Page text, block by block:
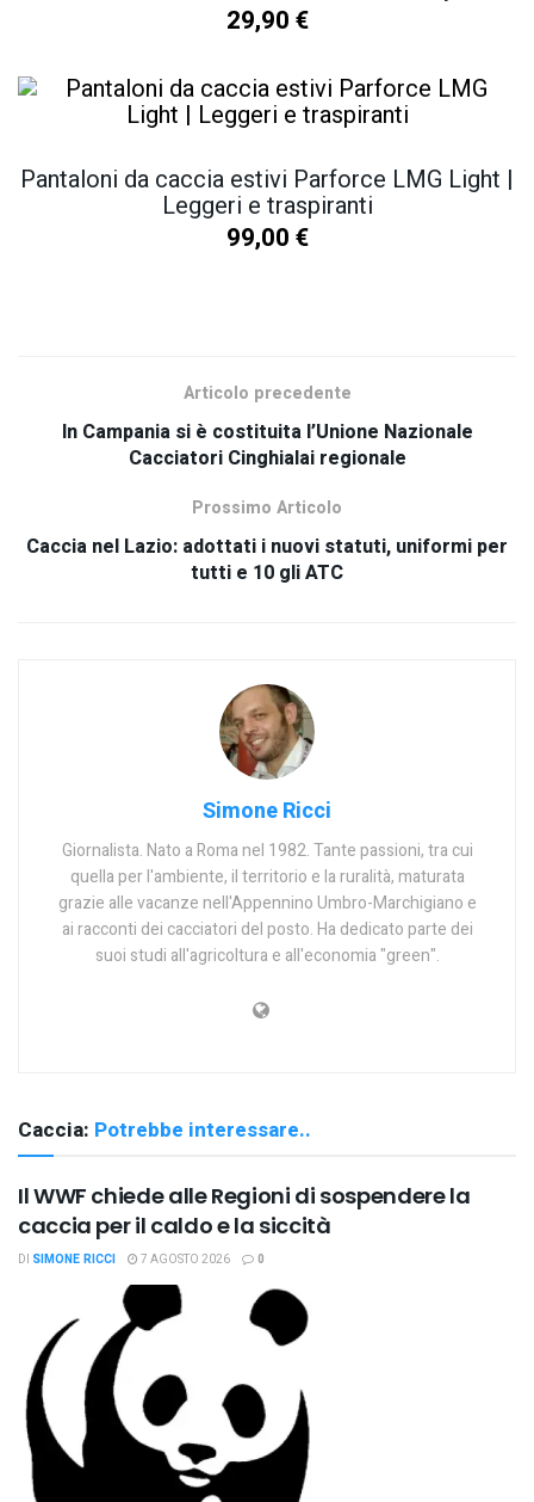
29,90 €
Pantaloni da caccia estivi Parforce LMG Light |
Leggeri e traspiranti
99,00 €
Articolo precedente
In Campania si è costituita l’Unione Nazionale
Cacciatori Cinghialai regionale
Prossimo Articolo
Caccia nel Lazio: adottati i nuovi statuti, uniformi per
tutti e 10 gli ATC
Simone Ricci
Giornalista. Nato a Roma nel 1982. Tante passioni, tra cui
quella per l'ambiente, il territorio e la ruralità, maturata
grazie alle vacanze nell'Appennino Umbro-Marchigiano e
ai racconti dei cacciatori del posto. Ha dedicato parte dei
suoi studi all'agricoltura e all'economia "green".
Caccia: Potrebbe interessare..
Il WWF chiede alle Regioni di sospendere la
caccia per il caldo e la siccità
DI SIMONE RICCI 7 AGOSTO 2026 0